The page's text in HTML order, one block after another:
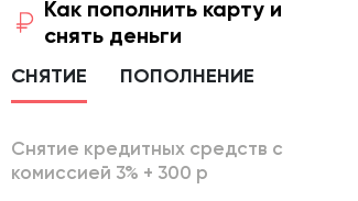
Как пополнить карту и
снять деньги
СНЯТИЕ ПОПОЛНЕНИЕ
Снятие кредитных средств с
комиссией 3% + 300 р